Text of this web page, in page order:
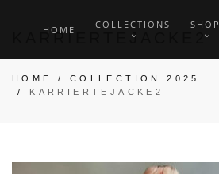
HOME COLLECTIONS SHOP
KARRIERTEJACKE2
HOME / COLLECTION 2025
/ KARRIERTEJACKE2